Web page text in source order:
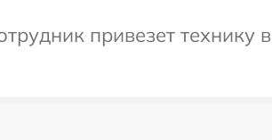
привезет технику в